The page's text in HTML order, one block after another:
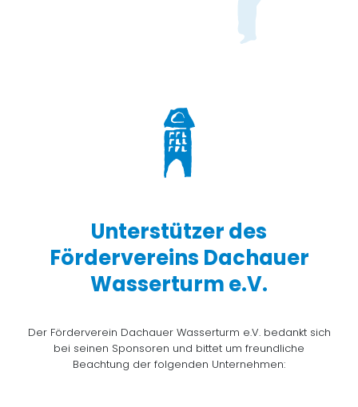
Unterstützer des
Fördervereins Dachauer
Wasserturm e.V.
Der Förderverein Dachauer Wasserturm e.V. bedankt sich
bei seinen Sponsoren und bittet um freundliche
Beachtung der folgenden Unternehmen: